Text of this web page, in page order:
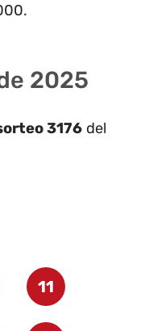
2025
3176 del
11